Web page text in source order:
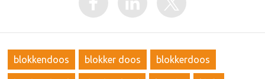
blokkendoos blokker doos blokkerdoos